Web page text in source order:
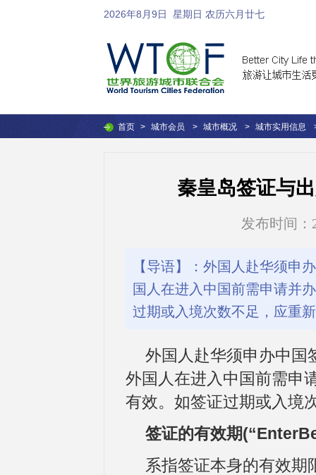
2026年8月9日 星期日 农历六月廿七
首页 > 城市会员 > 城市概况 > 城市实用信息
秦皇岛签证与
发布时间：
【导语】：外国人赴华须申
国人在进入中国前需申请并
过期或入境次数不足，应重
外国人赴华须申办中国
外国人在进入中国前需申
有效。如签证过期或入境
签证的有效期
系指签证本身的有效期